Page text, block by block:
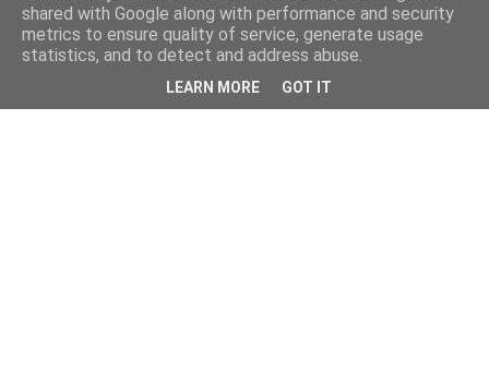
shared with Google along with performance and security
metrics to ensure quality of service, generate usage
statistics, and to detect and address abuse.
LEARN MORE GOT IT